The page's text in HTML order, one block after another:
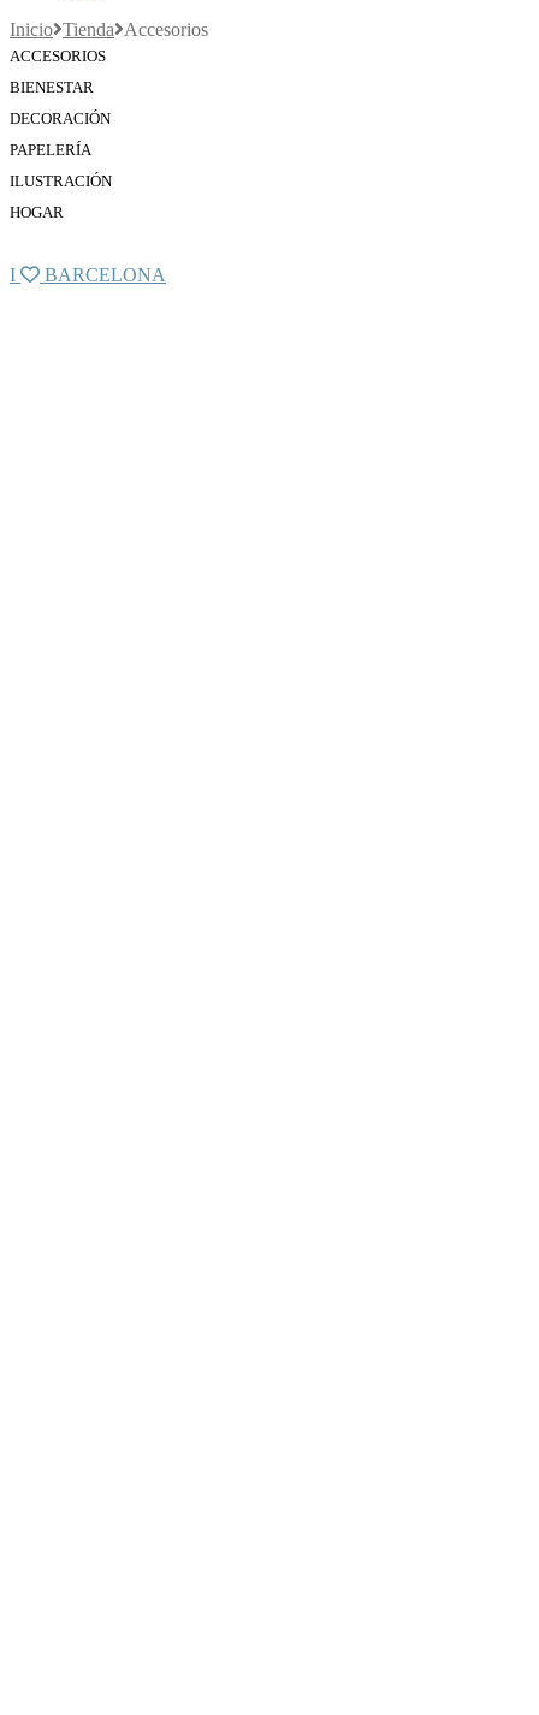
Inicio Tienda Accesorios
ACCESORIOS
BIENESTAR
DECORACIÓN
PAPELERÍA
ILUSTRACIÓN
HOGAR
I BARCELONA